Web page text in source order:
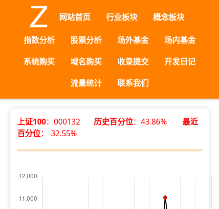
网站首页 行业板块 概念板块
指数分析 股票分析 场外基金
场内基金
系统购买
域名购买 收录提交
开发日记
流量统计
联系我们
上证100：000132 历史百分位：43.86% 最近
百分位：-32.55%